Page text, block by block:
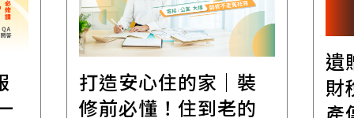
打造安心住的家｜裝
修前必懂！住到老的
遺
財